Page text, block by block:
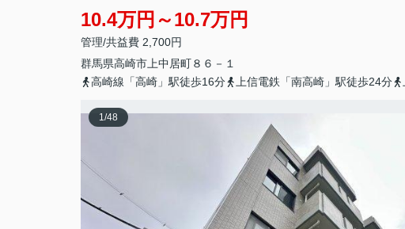
10.4万円～10.7万円
管理/共益費 2,700円
群馬県高崎市 上中居町８６－１
高崎線「高崎」駅徒歩16分
上信電鉄「南高崎」駅徒歩24分
1/48